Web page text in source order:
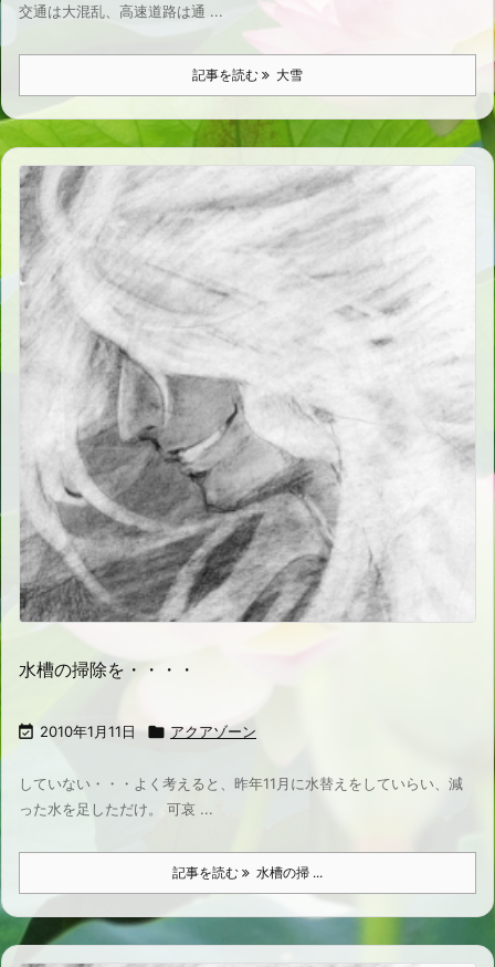
交通は大混乱、高速道路は通 ...
記事を読む 大雪
水槽の掃除を・・・・
 2010年1月11日  アクアゾーン
していない・・・よく考えると、昨年11月に水替えをしていらい、減
った水を足しただけ。 可哀 ...
記事を読む 水槽の掃 ...